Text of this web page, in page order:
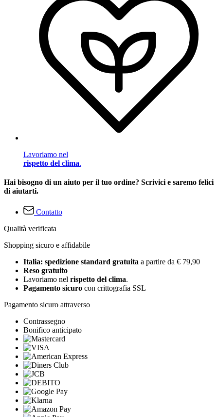
Lavoriamo nel
rispetto del clima.
Hai bisogno di un aiuto per il tuo ordine? Scrivici e saremo felici
di aiutarti.
Contatto
Qualità verificata
Shopping sicuro e affidabile
Italia: spedizione standard gratuita a partire da € 79,90
Reso gratuito
Lavoriamo nel rispetto del clima.
Pagamento sicuro con crittografia SSL
Pagamento sicuro attraverso
Contrassegno
Bonifico anticipato